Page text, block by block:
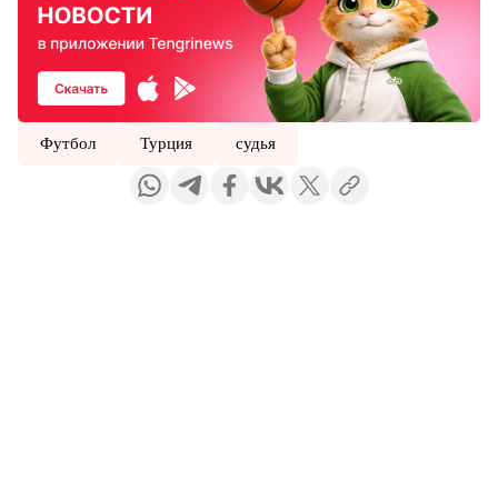
Футбол Турция судья